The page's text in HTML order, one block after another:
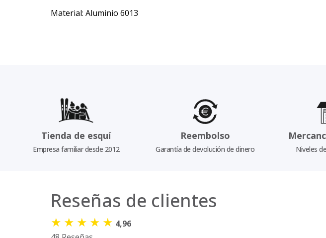
Material: Aluminio 6013
Tienda de esquí
Empresa familiar desde 2012
Reembolso
Garantía de devolución de dinero Niveles
Reseñas de clientes
★ ★ ★ ★ ★ 4,96